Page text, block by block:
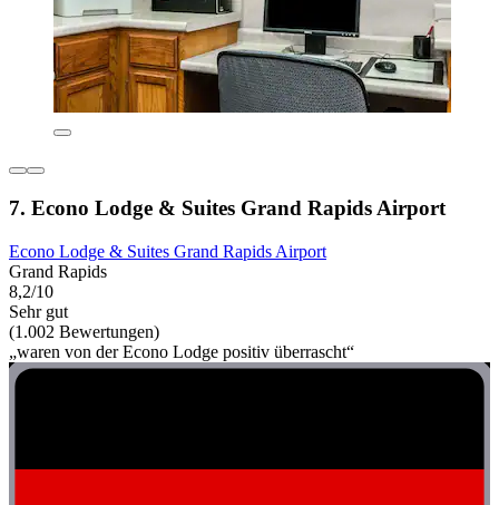
7. Econo Lodge & Suites Grand Rapids Airport
Econo Lodge & Suites Grand Rapids Airport
Grand Rapids
8,2/10
Sehr gut
(1.002 Bewertungen)
„waren von der Econo Lodge positiv überrascht“